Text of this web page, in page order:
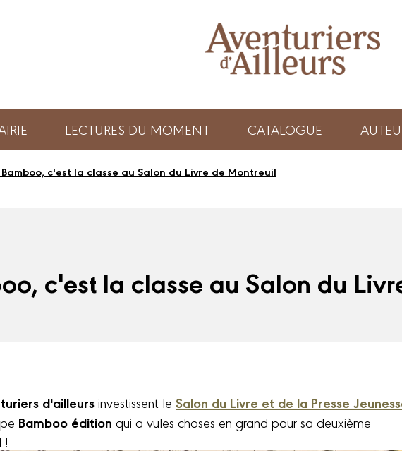
LECTURES DU MOMENT CATALOGUE
c'est la classe au Salon du Livre de Montreuil
c'est la classe au Salon du
d'ailleursinvestissent le Salon du Livre et de la Presse
Bamboo édition qui a vules choses en grand pour sa deuxième
!